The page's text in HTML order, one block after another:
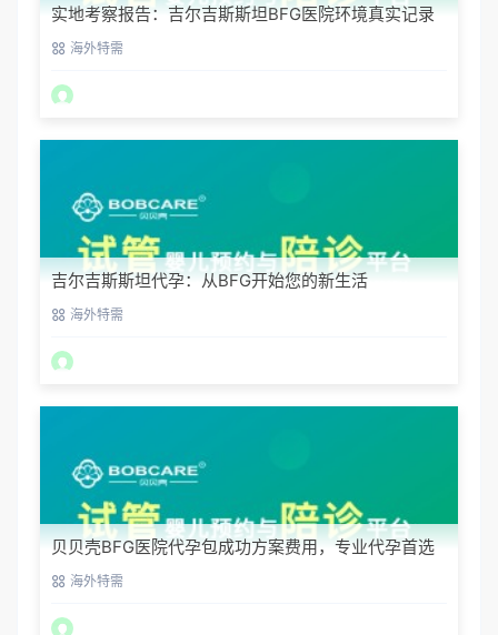
实地考察报告：吉尔吉斯斯坦BFG医院环境真实记录
海外特需
吉尔吉斯斯坦代孕：从BFG开始您的新生活
海外特需
贝贝壳BFG医院代孕包成功方案费用，专业代孕首选
海外特需